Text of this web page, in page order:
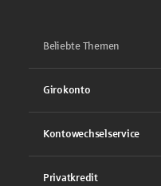
Beliebte Themen
Girokonto
Kontowechselservice
Privatkredit